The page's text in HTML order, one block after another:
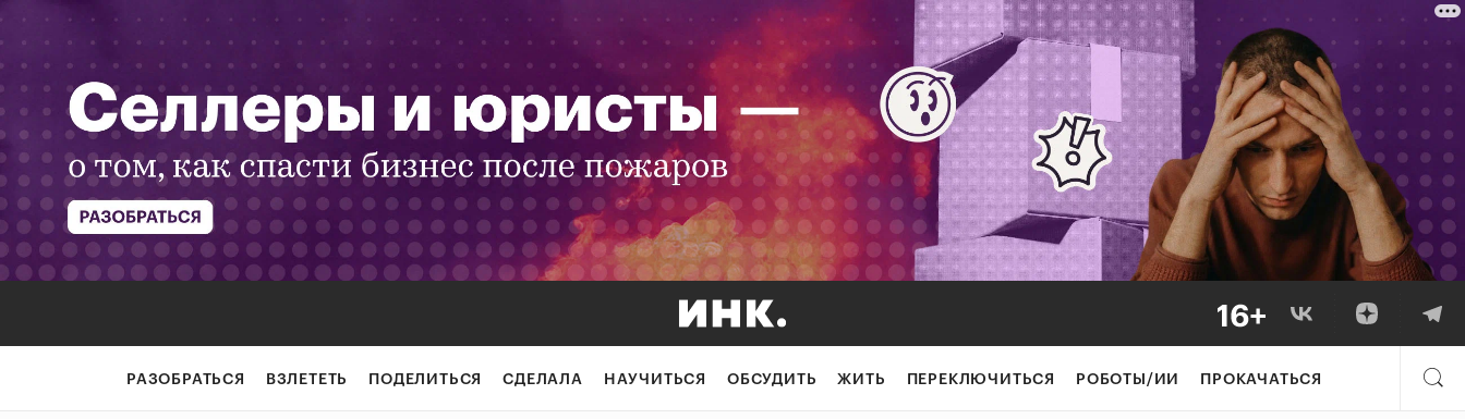
РАЗОБРАТЬСЯ ВЗЛЕТЕТЬ ПОДЕЛИТЬСЯ СДЕЛАЛА НАУЧИТЬСЯ ОБСУДИТЬ ЖИТЬ ПЕРЕКЛЮЧИТЬСЯ РОБОТЫ/ИИ ПРОКАЧАТЬСЯ